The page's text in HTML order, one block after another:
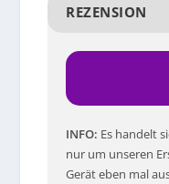
REZENSION
INFO Es handelt
nur um unseren
Gerät eben mal